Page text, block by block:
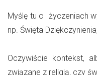
Myślę tu o życzeniach
np. Święta
Oczywiście kontekst,
związane z religią, czy